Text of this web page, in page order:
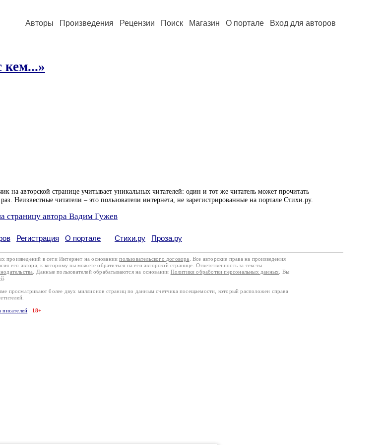
Авторы Произведения Рецензии Поиск Магазин О портале Вход для авторов
кем...»
на авторской странице учитывает уникальных читателей: один и тот же читатель может прочитать
Неизвестные читатели – это пользователи интернета, не зарегистрированные на портале Стихи.ру.
страницу автора Вадим Гужев
Регистрация О портале Стихи.ру Проза.ру
произведений в сети Интернет на основаниипользовательского договора
. Все авторские права на произведения
его автора, к которому вы можете обратиться на его авторской странице. Ответственность за тексты
. Данные пользователей обрабатываются на основании Политики обработки персональных данных
. Вы
.
просматривают более двух миллионов страниц по данным счетчика посещаемости, который расположен справа
писателей 18+